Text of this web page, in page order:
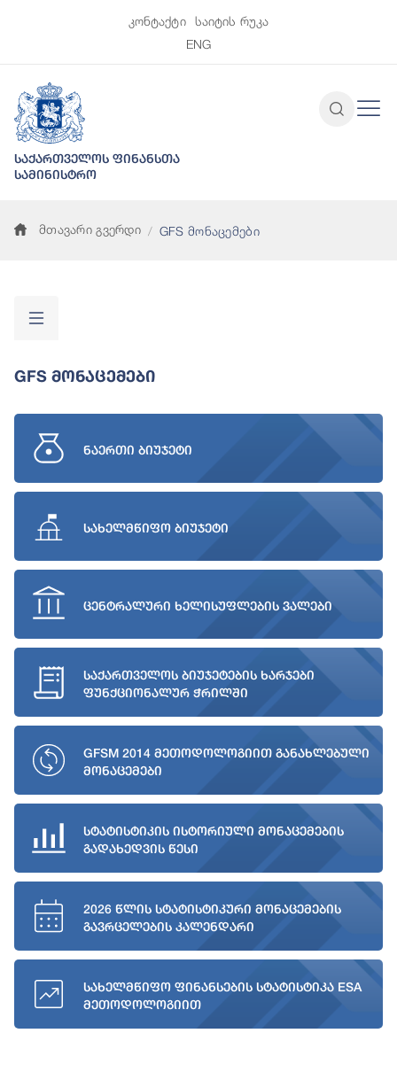
კონტაქტი
საიტის რუკა
ENG
საქართველოს ფინანსთა
სამინისტრო
მთავარი გვერდი GFS მონაცემები
GFS Მონაცემები
ნაერთი ბიუჯეტი
სახელმწიფო ბიუჯეტი
ცენტრალური ხელისუფლების ვალები
საქართველოს ბიუჯეტების ხარჯები
ფუნქციონალურ ჭრილში
GFSM 2014 მეთოდოლოგიით განახლებული
მონაცემები
სტატისტიკის ისტორიული მონაცემების
გადახედვის წესი
2026 წლის სტატისტიკური მონაცემების
გავრცელების კალენდარი
სახელმწიფო ფინანსების სტატისტიკა ESA
მეთოდოლოგიით